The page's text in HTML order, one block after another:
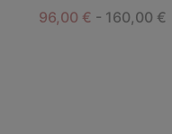
Minimum sale price:
96,00 € - Maximum
160,00 €